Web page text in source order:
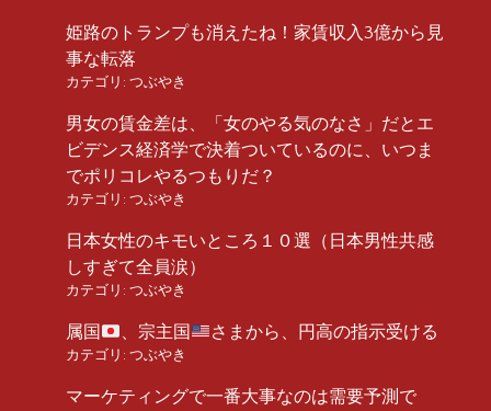
姫路のトランプも消えたね！家賃収入3億から見
事な転落
カテゴリ: つぶやき
男女の賃金差は、「女のやる気のなさ」だとエ
ビデンス経済学で決着ついているのに、いつま
でポリコレやるつもりだ？
カテゴリ: つぶやき
日本女性のキモいところ１０選（日本男性共感
しすぎて全員涙）
カテゴリ: つぶやき
属国 、宗主国 さまから、円高の指示受ける
カテゴリ: つぶやき
マーケティングで一番大事なのは需要予測で